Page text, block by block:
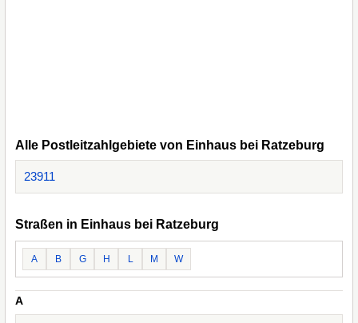
Alle Postleitzahlgebiete von Einhaus bei Ratzeburg
23911
Straßen in Einhaus bei Ratzeburg
A B G H L M W
A